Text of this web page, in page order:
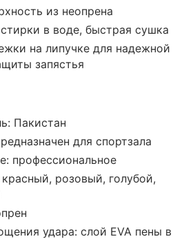
из неопрена
в воде, быстрая сушка
на липучке для надежной
запястья
Пакистан
для спортзала
профессиональное
розовый, голубой,
удара: слой EVA пены в